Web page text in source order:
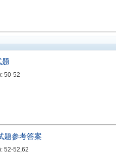
题
50-52
题参考答案
52-52,62